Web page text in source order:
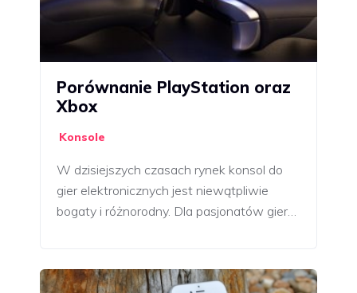
Porównanie PlayStation oraz
Xbox
Konsole
W dzisiejszych czasach rynek konsol do
gier elektronicznych jest niewątpliwie
bogaty i różnorodny. Dla pasjonatów gier…